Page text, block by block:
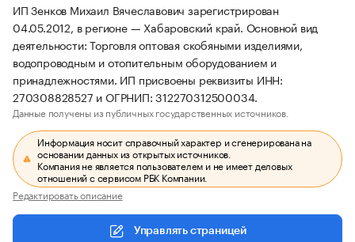
ИП Зенков Михаил Вячеславович зарегистрирован
04.05.2012, в регионе — Хабаровский край. Основной вид
деятельности: Торговля оптовая скобяными изделиями,
водопроводным и отопительным оборудованием и
принадлежностями. ИП присвоены реквизиты ИНН:
270308828527 и ОГРНИП: 312270312500034.
Данные получены из публичных государственных источников.
Информация носит справочный характер и сгенерирована на
основании данных из открытых источников.
Компания не является пользователем и не имеет деловых
отношений с сервисом РБК Компании.
Редактировать описание
Управлять страницей